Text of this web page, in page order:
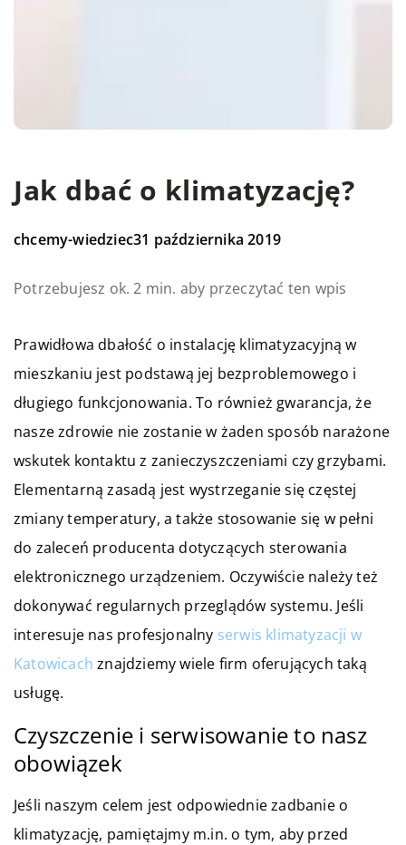
Jak dbać o klimatyzację?
chcemy-wiedziec31 października 2019
Potrzebujesz ok. 2 min. aby przeczytać ten wpis
Prawidłowa dbałość o instalację klimatyzacyjną w
mieszkaniu jest podstawą jej bezproblemowego i
długiego funkcjonowania. To również gwarancja, że
nasze zdrowie nie zostanie w żaden sposób narażone
wskutek kontaktu z zanieczyszczeniami czy grzybami.
Elementarną zasadą jest wystrzeganie się częstej
zmiany temperatury, a także stosowanie się w pełni
do zaleceń producenta dotyczących sterowania
elektronicznego urządzeniem. Oczywiście należy też
dokonywać regularnych przeglądów systemu. Jeśli
interesuje nas profesjonalny serwis klimatyzacji w
Katowicach znajdziemy wiele firm oferujących taką
usługę.
Czyszczenie i serwisowanie to nasz
obowiązek
Jeśli naszym celem jest odpowiednie zadbanie o
klimatyzację, pamiętajmy m.in. o tym, aby przed